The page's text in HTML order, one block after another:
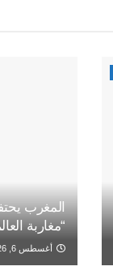
المغرب
“مغاربة
أغسطس 6, 2026